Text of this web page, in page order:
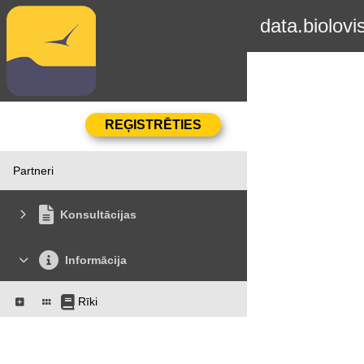
Partneri
Konsultācijas
Informācija
Rīki